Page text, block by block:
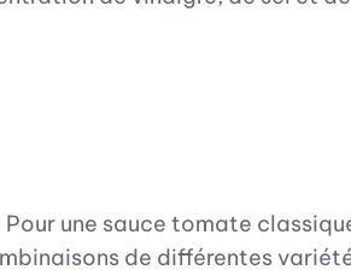
une sauce tomate
de différentes